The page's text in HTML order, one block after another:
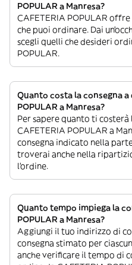
POPULAR a Manresa?
CAFETERIA POPULAR
che puoi ordinare. Dai
scegli quelli che desideri
POPULAR.
Quanto costa la consegna
POPULAR a Manresa?
Per sapere quanto ti
CAFETERIA POPULAR a
consegna indicato nella
troverai anche nella
l’ordine.
Quanto tempo impiega la
POPULAR a Manresa?
Aggiungi il tuo indirizzo di
consegna stimato per
anche verificare il tempo di